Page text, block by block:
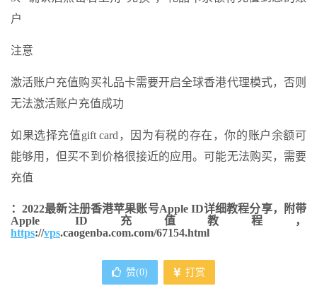
户
注意
激活账户充值购买礼品卡需要开启全球香港代理模式，否则
无法激活账户充值成功
如果选择充值gift card，因为有税的存在，你的账户余额可
能够用，但买不到价格很接近的应用。可能无法购买，需要
充值
：2022最新注册香港苹果账号Apple ID详细教程分享，附带
Apple ID充值教程，
https://vps.caogenba.com.com/67154.html
赞(0) 打赏